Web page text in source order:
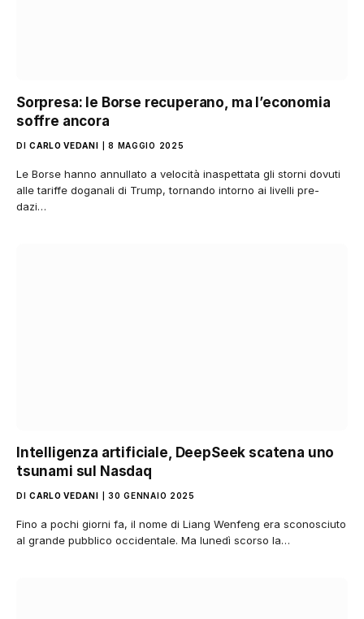
Sorpresa: le Borse recuperano, ma l’economia
soffre ancora
DI CARLO VEDANI 8 MAGGIO 2025
Le Borse hanno annullato a velocità inaspettata gli storni dovuti
alle tariffe doganali di Trump, tornando intorno ai livelli pre-
dazi…
Intelligenza artificiale, DeepSeek scatena uno
tsunami sul Nasdaq
DI CARLO VEDANI 30 GENNAIO 2025
Fino a pochi giorni fa, il nome di Liang Wenfeng era sconosciuto
al grande pubblico occidentale. Ma lunedì scorso la…